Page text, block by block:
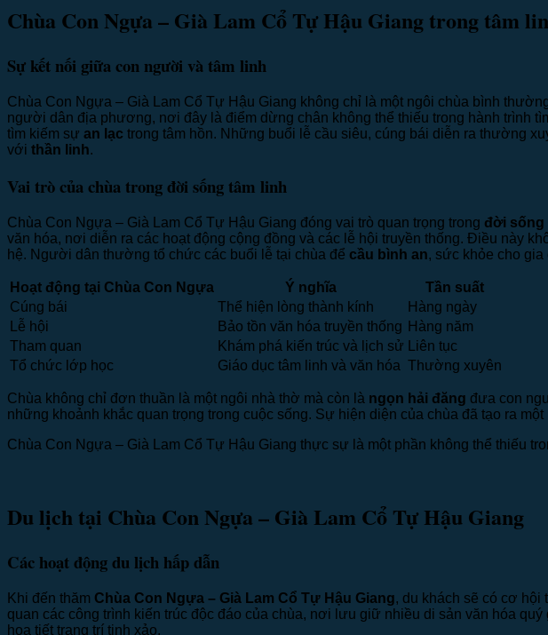
Chùa Con Ngựa – Già Lam Cổ Tự Hậu Giang trong tâm
Sự kết nối giữa con người và tâm linh
Chùa Con Ngựa – Già Lam Cổ Tự Hậu Giang không chỉ là một ngôi chùa bình
người dân địa phương, nơi đây là điểm dừng chân không thể thiếu trong hành trình
tìm kiếm sự an lạc trong tâm hồn. Những buổi lễ cầu siêu, cúng bái diễn ra thường
với thần linh.
Vai trò của chùa trong đời sống tâm linh
Chùa Con Ngựa – Già Lam Cổ Tự Hậu Giang đóng vai trò quan trọng trong đời sống
văn hóa, nơi diễn ra các hoạt động cộng đồng và các lễ hội truyền thống. Điều này
hệ. Người dân thường tổ chức các buổi lễ tại chùa để cầu bình an, sức khỏe cho gia
Hoạt động tại Chùa Con Ngựa Ý nghĩa
Tần suất
Cúng bái
Thể hiện lòng thành kính
Hàng ngày
Lễ hội
Bảo tồn văn hóa truyền thống Hàng năm
Tham quan
Khám phá kiến trúc và lịch sử
Liên tục
Tổ chức lớp học
Giáo dục tâm linh và văn hóa Thường xuyên
Chùa không chỉ đơn thuần là một ngôi nhà thờ mà còn là ngọn hải đăng đưa con
những khoảnh khắc quan trọng trong cuộc sống. Sự hiện diện của chùa đã tạo ra một
Chùa Con Ngựa – Già Lam Cổ Tự Hậu Giang thực sự là một phần không thể thiếu
Du lịch tại Chùa Con Ngựa – Già Lam Cổ Tự Hậu Giang
Các hoạt động du lịch hấp dẫn
Khi đến thăm Chùa Con Ngựa – Già Lam Cổ Tự Hậu Giang, du khách sẽ có cơ hội
quan các công trình kiến trúc độc đáo của chùa, nơi lưu giữ nhiều di sản văn hóa
họa tiết trang trí tinh xảo.